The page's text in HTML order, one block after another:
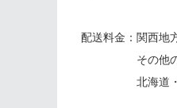
配送料金：関西地
その他の地
北海道・沖